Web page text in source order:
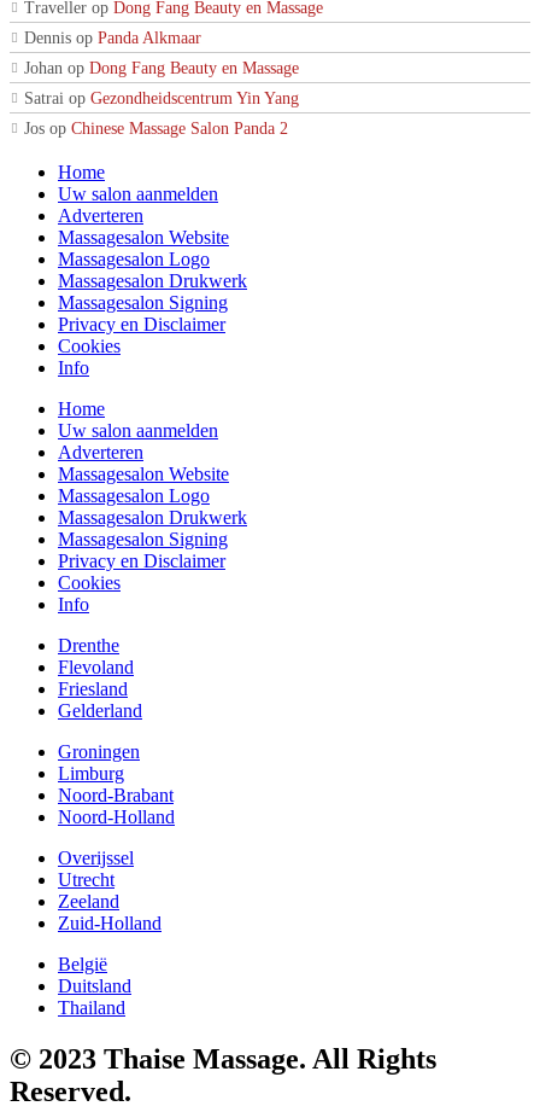
Traveller op Dong Fang Beauty en Massage
Dennis op Panda Alkmaar
Johan op Dong Fang Beauty en Massage
Satrai op Gezondheidscentrum Yin Yang
Jos op Chinese Massage Salon Panda 2
Home
Uw salon aanmelden
Adverteren
Massagesalon Website
Massagesalon Logo
Massagesalon Drukwerk
Massagesalon Signing
Privacy en Disclaimer
Cookies
Info
Home
Uw salon aanmelden
Adverteren
Massagesalon Website
Massagesalon Logo
Massagesalon Drukwerk
Massagesalon Signing
Privacy en Disclaimer
Cookies
Info
Drenthe
Flevoland
Friesland
Gelderland
Groningen
Limburg
Noord-Brabant
Noord-Holland
Overijssel
Utrecht
Zeeland
Zuid-Holland
België
Duitsland
Thailand
© 2023 Thaise Massage. All Rights
Reserved.